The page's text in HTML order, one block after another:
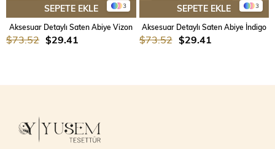
3
SEPETE EKLE
Aksesuar Detaylı Saten Abiye Vizon
$29.41
$73.52
3
SEPETE EKLE
Aksesuar Detaylı Saten Abiye İndigo
$29.41
$73.52